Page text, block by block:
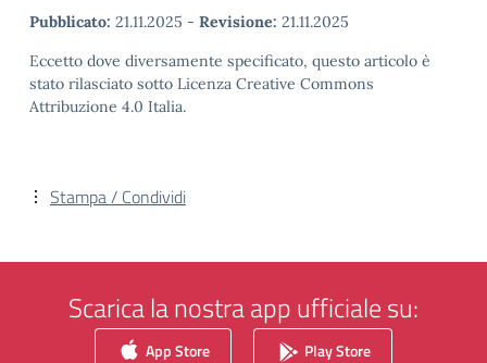
Pubblicato: 21.11.2025 - Revisione: 21.11.2025
Eccetto dove diversamente specificato, questo articolo è
stato rilasciato sotto Licenza Creative Commons
Attribuzione 4.0 Italia.
Stampa / Condividi
Scarica la nostra app ufficiale su:
App Store Play Store